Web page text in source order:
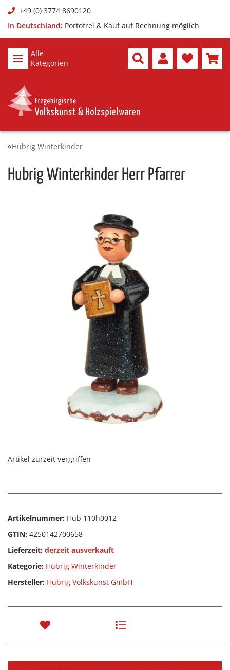
+49 (0) 3774 8690120
In Deutschland: Portofrei & Kauf auf Rechnung möglich
Alle
Kategorien
Hubrig Winterkinder
Hubrig Winterkinder Herr Pfarrer
Artikel zurzeit vergriffen
Artikelnummer: Hub 110h0012
GTIN: 4250142700658
Lieferzeit: derzeit ausverkauft
Kategorie: Hubrig Winterkinder
Hersteller: Hubrig Volkskunst GmbH